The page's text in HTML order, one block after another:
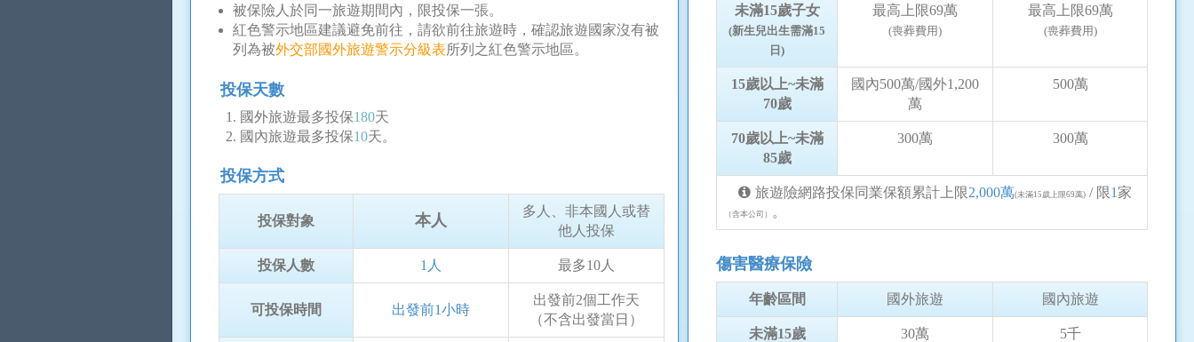
被保險人於同一旅遊期間內，限投保一張。
紅色警示地區建議避免前往，請欲前往旅遊時，確認旅遊國家沒有被
列為被外交部國外旅遊警示分級表所列之紅色警示地區。
投保天數
國外旅遊最多投保180天
國內旅遊最多投保10天。
投保方式
投保對象 本人
多人、非本國人或替
他人投保
投保人數 1人 最多10人
可投保時間 出發前1小時
出發前2個工作天
（不含出發當日）
未滿15歲子女
(新生兒出生需滿15
日)
最高上限69萬
(喪葬費用)
最高上限69萬
(喪葬費用)
15歲以上~未滿
70歲
國內500萬/國外1,200
萬
500萬
70歲以上~未滿
85歲
300萬 300萬
旅遊險網路投保同業保額累計上限2,000萬(未滿15歲上限69萬)/ 限1 家
（含本公司） 。
傷害醫療保險
年齡區間 國外旅遊 國內旅遊
未滿15歲 30萬 5千